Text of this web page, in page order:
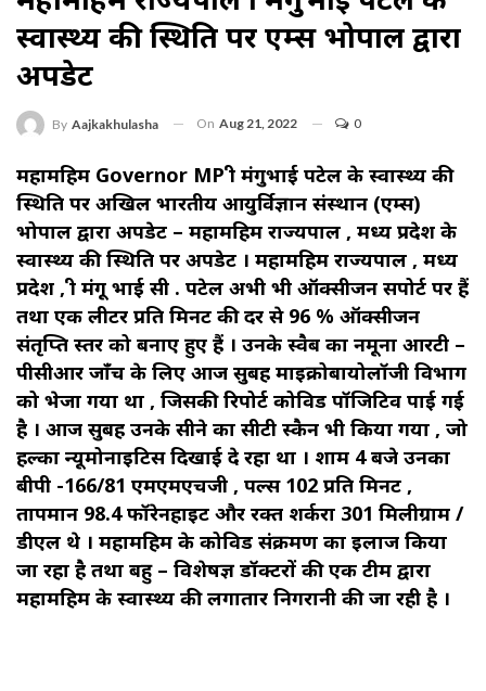
स्वास्थ्य की स्थिति पर एम्स भोपाल द्वारा
अपडेट
By Aajkakhulasha On Aug 21, 2022 0
महामहिम Governor MP श्री मंगुभाई पटेल के स्वास्थ्य की
स्थिति पर अखिल भारतीय आयुर्विज्ञान संस्थान (एम्स)
भोपाल द्वारा अपडेट – महामहिम राज्यपाल , मध्य प्रदेश के
स्वास्थ्य की स्थिति पर अपडेट । महामहिम राज्यपाल , मध्य
प्रदेश , श्री मंगू भाई सी . पटेल अभी भी ऑक्सीजन सपोर्ट पर हैं
तथा एक लीटर प्रति मिनट की दर से 96 % ऑक्सीजन
संतृप्ति स्तर को बनाए हुए हैं । उनके स्वैब का नमूना आरटी –
पीसीआर जाँच के लिए आज सुबह माइक्रोबायोलॉजी विभाग
को भेजा गया था , जिसकी रिपोर्ट कोविड पॉजिटिव पाई गई
है । आज सुबह उनके सीने का सीटी स्कैन भी किया गया , जो
हल्का न्यूमोनाइटिस दिखाई दे रहा था । शाम 4 बजे उनका
बीपी -166/81 एमएमएचजी , पल्स 102 प्रति मिनट ,
तापमान 98.4 फॉरेनहाइट और रक्त शर्करा 301 मिलीग्राम /
डीएल थे । महामहिम के कोविड संक्रमण का इलाज किया
जा रहा है तथा बहु – विशेषज्ञ डॉक्टरों की एक टीम द्वारा
महामहिम के स्वास्थ्य की लगातार निगरानी की जा रही है ।